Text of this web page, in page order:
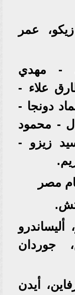
عمر
- مهدي
علاء -
دونجا -
- محمود
زيزو -
مصر
جوردان
أيدن